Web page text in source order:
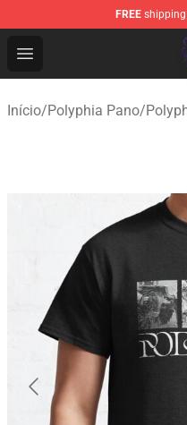
FREE
Open menu
Polyphia Shop -
Início/Polyphia Pano/